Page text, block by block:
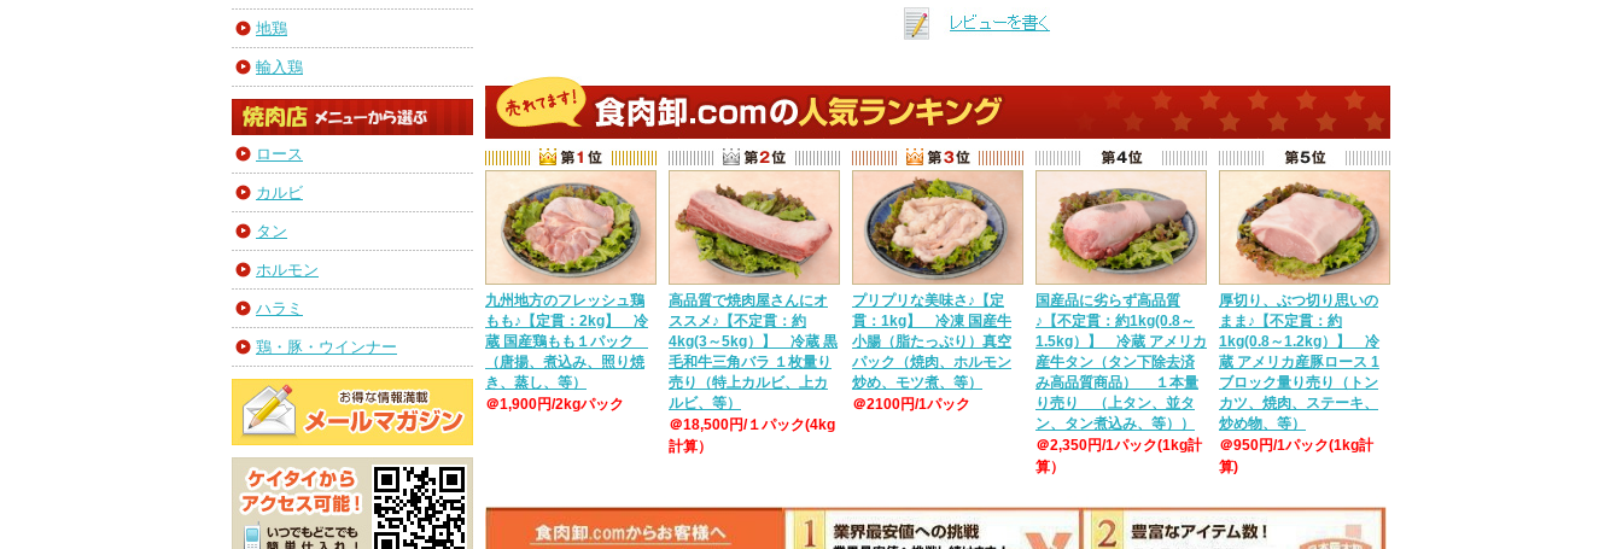
地鶏
輸入鶏
ロース
カルビ
タン
ホルモン
ハラミ
鶏・豚・ウインナー
九州地方のフレッシュ鶏
もも♪【定貫：2kg】 冷
蔵 国産鶏もも１パック
（唐揚、煮込み、照り焼
き、蒸し、等）
＠1,900円/2kgパック
高品質で焼肉屋さんにオ
ススメ♪【不定貫：約
4kg(3～5kg）】 冷蔵 黒
毛和牛三角バラ １枚量り
売り（特上カルビ、上カ
ルビ、等）
＠18,500円/１パック(4kg
計算）
プリプリな美味さ♪【定
貫：1kg】 冷凍 国産牛
小腸（脂たっぷり）真空
パック（焼肉、ホルモン
炒め、モツ煮、等）
＠2100円/1パック
国産品に劣らず高品質
♪【不定貫：約1kg(0.8～
1.5kg）】 冷蔵 アメリカ
産牛タン（タン下除去済
み高品質商品） １本量
り売り （上タン、並タ
ン、タン煮込み、等））
＠2,350円/1パック(1kg計
算）
厚切り、ぶつ切り思いの
まま♪【不定貫：約
1kg(0.8～1.2kg）】 冷
蔵 アメリカ産豚ロース 1
ブロック量り売り（トン
カツ、焼肉、ステーキ、
炒め物、等）
＠950円/1パック(1kg計
算)